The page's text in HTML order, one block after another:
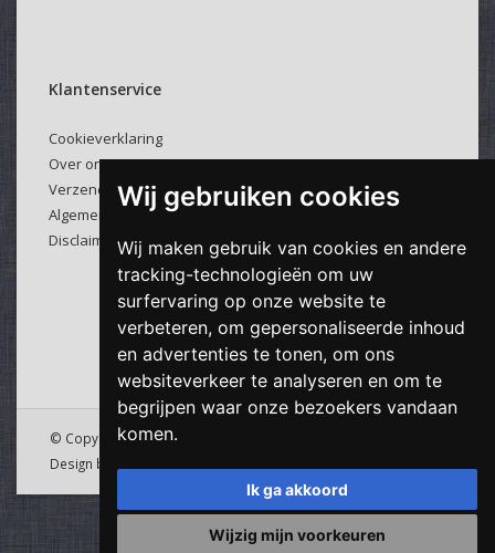
Wij gebruiken cookies
Wij maken gebruik van cookies en andere
tracking-technologieën om uw
surfervaring op onze website te
verbeteren, om gepersonaliseerde inhoud
en advertenties te tonen, om ons
websiteverkeer te analyseren en om te
begrijpen waar onze bezoekers vandaan
komen.
Ik ga akkoord
Wijzig mijn voorkeuren
Klantenservice
Cookieverklaring
Over ons
Verzenden & retourneren
Algemene voorwaarden
Disclaimer
© Copyright 2026 Viking Cable - Powered by
Design by